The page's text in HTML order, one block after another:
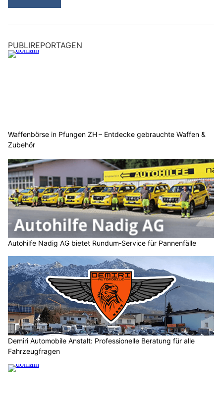
PUBLIREPORTAGEN
Waffenbörse in Pfungen ZH – Entdecke gebrauchte Waffen &
Zubehör
Autohilfe Nadig AG bietet Rundum‑Service für Pannenfälle
Demiri Automobile Anstalt: Professionelle Beratung für alle
Fahrzeugfragen